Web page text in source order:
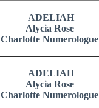
ADELIAH
Alycia Rose
Charlotte Numerologue
ADELIAH
Alycia Rose
Charlotte Numerologue